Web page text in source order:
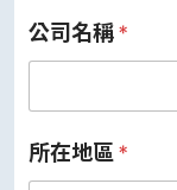
公司名稱*
所在地區*